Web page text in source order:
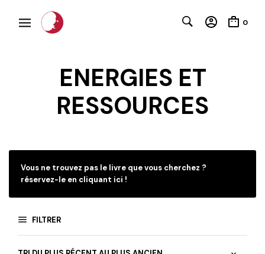
0
ENERGIES ET
RESSOURCES
Vous ne trouvez pas le livre que vous cherchez ?
réservez-le en cliquant ici !
FILTRER